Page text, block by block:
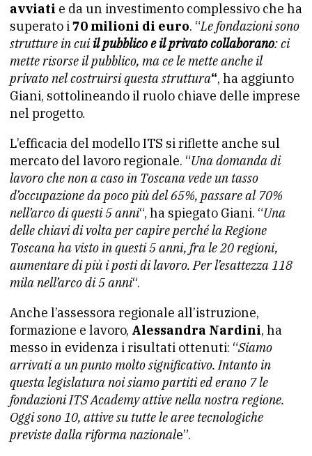
avviati e da un investimento complessivo che ha
superato i70 milioni di euro. “Le fondazioni sono
strutture in cuiil pubblico e il privato collaborano: ci
mette risorse il pubblico, ma ce le mette anche il
privato nel costruirsi questa struttura“, ha aggiunto
Giani, sottolineando il ruolo chiave delle imprese
nel progetto.
L’efficacia del modello ITS si riflette anche sul
mercato del lavoro regionale. “Una domanda di
lavoro che non a caso in Toscana vede un tasso
d’occupazione da poco più del 65%, passare al 70%
nell’arco di questi 5 anni“, ha spiegato Giani. “Una
delle chiavi di volta per capire perché la Regione
Toscana ha visto in questi 5 anni, fra le 20 regioni,
aumentare di più i posti di lavoro. Per l’esattezza 118
mila nell’arco di 5 anni“.
Anche l’assessora regionale all’istruzione,
formazione e lavoro, Alessandra Nardini, ha
messo in evidenza i risultati ottenuti: “Siamo
arrivati a un punto molto significativo. Intanto in
questa legislatura noi siamo partiti ed erano 7 le
fondazioni ITS Academy attive nella nostra regione.
Oggi sono 10, attive su tutte le aree tecnologiche
previste dalla riforma nazionale”.